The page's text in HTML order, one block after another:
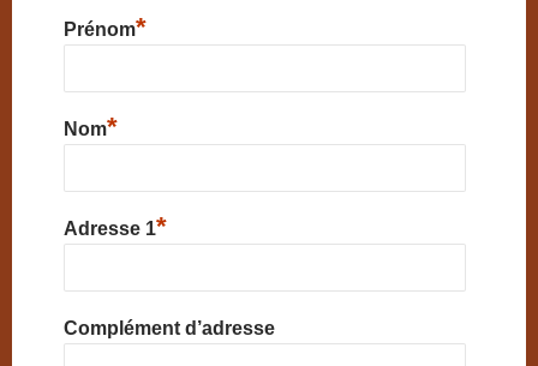
Prénom*
Nom*
Adresse 1*
Complément d’adresse